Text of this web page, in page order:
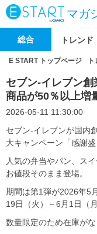
マガ
総合 トレンド
E START トップページ
セブン-イレブン
商品が50％以上増
2026-05-11 11:30:00
セブン-イレブンが国内
大キャンペーン「感謝
人気の弁当やパン、ス
お値段そのまま登場。
期間は第1弾が2026年5
19日（火）～6月1日（月
数量限定のため在庫がな